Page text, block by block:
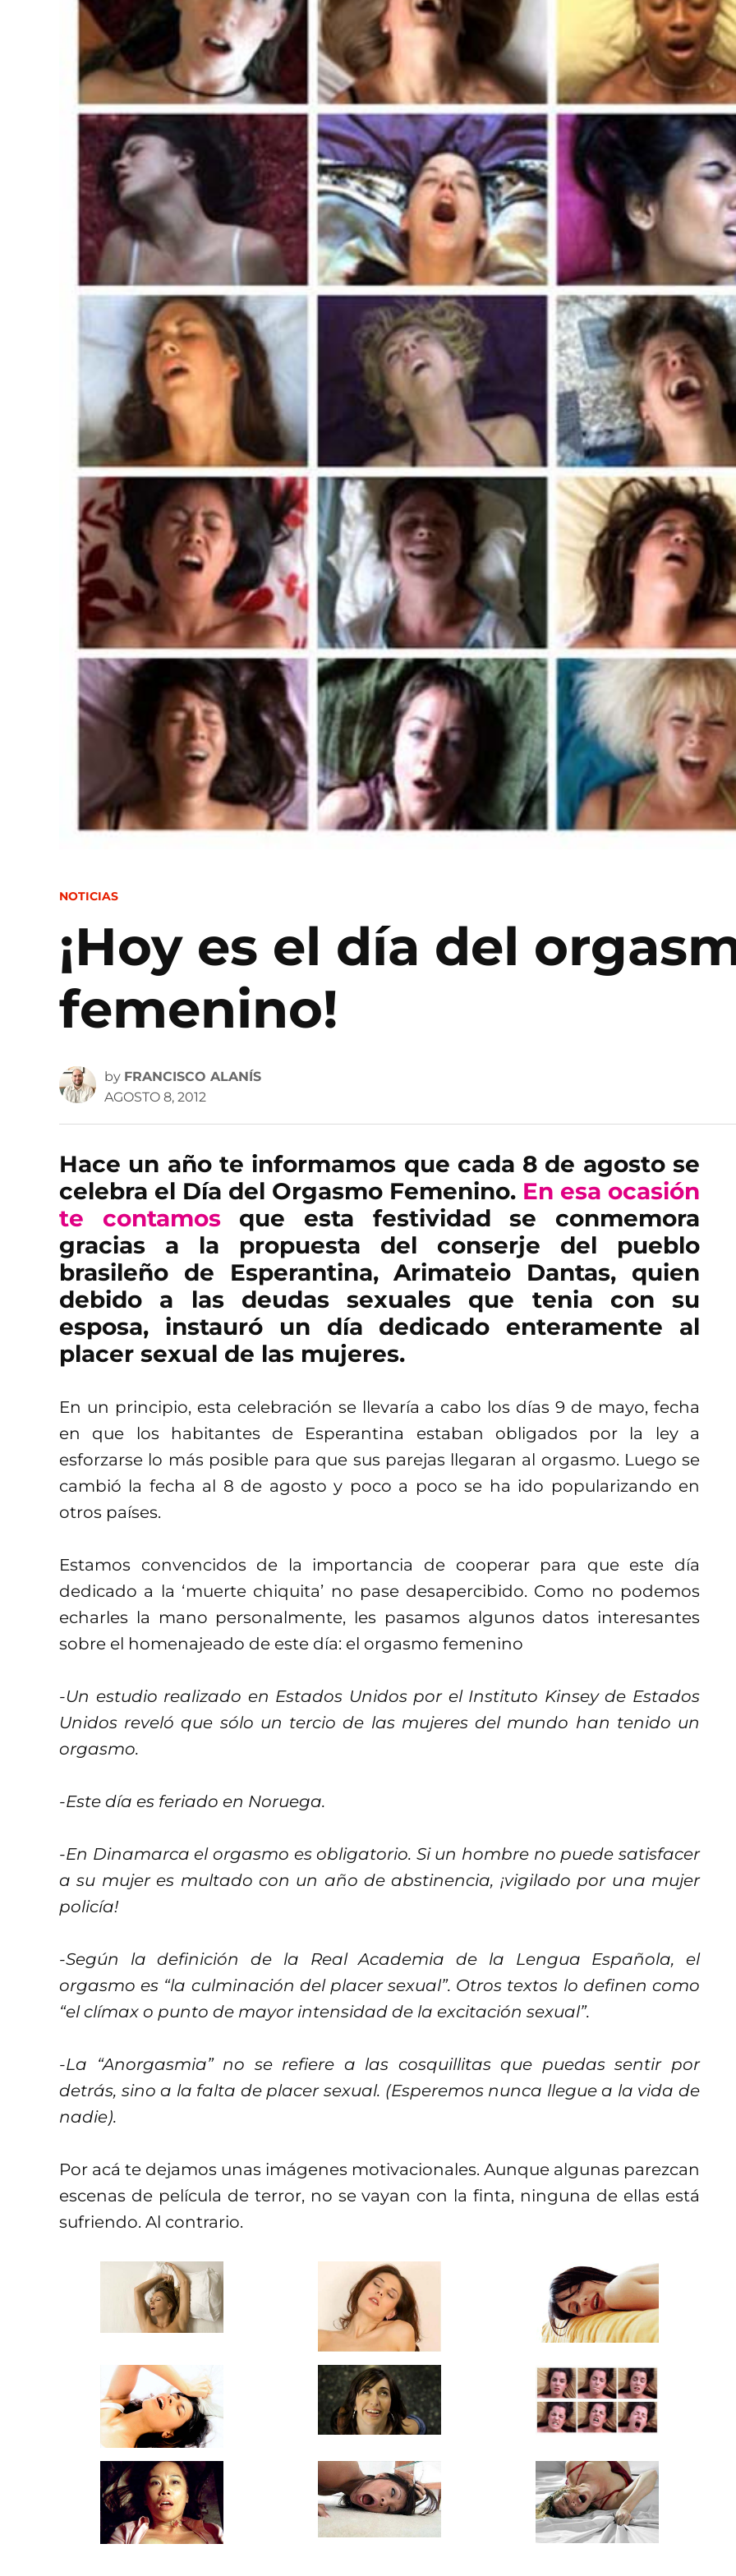
POSTED
NOTICIAS
¡Hoy es el día del
femenino!
by FRANCISCO ALANÍS
AGOSTO 8, 2012
Hace un año te informamos que cada 8 de agosto se
celebra el Día del Orgasmo Femenino. En esa ocasión
te contamosque esta festividad se conmemora
gracias a la propuesta del conserje del pueblo
brasileño de Esperantina, Arimateio Dantas, quien
debido a las deudas sexuales que tenia con su
esposa, instauró un día dedicado enteramente al
placer sexual de las mujeres.
En un principio, esta celebración se llevaría a cabo los días 9 de mayo, fecha
en que los habitantes de Esperantina estaban obligados por la ley a
esforzarse lo más posible para que sus parejas llegaran al orgasmo. Luego se
cambió la fecha al 8 de agosto y poco a poco se ha ido popularizando en
otros países.
Estamos convencidos de la importancia de cooperar para que este día
dedicado a la ‘muerte chiquita’ no pase desapercibido. Como no podemos
echarles la mano personalmente, les pasamos algunos datos interesantes
sobre el homenajeado de este día: el orgasmo femenino
-Un estudio realizado en Estados Unidos por el Instituto Kinsey de Estados
Unidos reveló que sólo un tercio de las mujeres del mundo han tenido un
orgasmo.
-Este día es feriado en Noruega.
-En Dinamarca el orgasmo es obligatorio. Si un hombre no puede satisfacer
a su mujer es multado con un año de abstinencia, ¡vigilado por una mujer
policía!
-Según la definición de la Real Academia de la Lengua Española, el
orgasmo es “la culminación del placer sexual”. Otros textos lo definen como
“el clímax o punto de mayor intensidad de la excitación sexual”.
-La “Anorgasmia” no se refiere a las cosquillitas que puedas sentir por
detrás, sino a la falta de placer sexual. (Esperemos nunca llegue a la vida de
nadie).
Por acá te dejamos unas imágenes motivacionales. Aunque algunas parezcan
escenas de película de terror, no se vayan con la finta, ninguna de ellas está
sufriendo. Al contrario.